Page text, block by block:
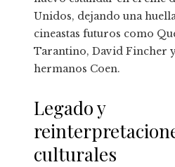
Unidos, dejando una
cineastas futuros como
Tarantino, David Fincher
hermanos Coen.
Legado y
culturales